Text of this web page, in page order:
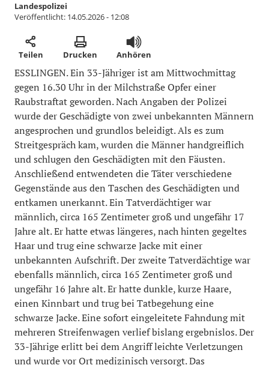
Landespolizei
Veröffentlicht: 14.05.2026 - 12:08
Teilen Drucken Anhören
ESSLINGEN. Ein 33-Jähriger ist am Mittwochmittag
gegen 16.30 Uhr in der Milchstraße Opfer einer
Raubstraftat geworden. Nach Angaben der Polizei
wurde der Geschädigte von zwei unbekannten Männern
angesprochen und grundlos beleidigt. Als es zum
Streitgespräch kam, wurden die Männer handgreiflich
und schlugen den Geschädigten mit den Fäusten.
Anschließend entwendeten die Täter verschiedene
Gegenstände aus den Taschen des Geschädigten und
entkamen unerkannt. Ein Tatverdächtiger war
männlich, circa 165 Zentimeter groß und ungefähr 17
Jahre alt. Er hatte etwas längeres, nach hinten gegeltes
Haar und trug eine schwarze Jacke mit einer
unbekannten Aufschrift. Der zweite Tatverdächtige war
ebenfalls männlich, circa 165 Zentimeter groß und
ungefähr 16 Jahre alt. Er hatte dunkle, kurze Haare,
einen Kinnbart und trug bei Tatbegehung eine
schwarze Jacke. Eine sofort eingeleitete Fahndung mit
mehreren Streifenwagen verlief bislang ergebnislos. Der
33-Jährige erlitt bei dem Angriff leichte Verletzungen
und wurde vor Ort medizinisch versorgt. Das